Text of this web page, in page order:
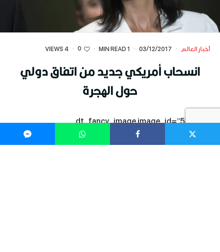
أخبار العالم ·
03/12/2017
·
1 MIN READ
·
0
·
4 VIEWS
انسحاب أمريكي جديد من اتفاق دولي
حول الهجرة
[dt_fancy_image image_id=”58435″
onclick=”lightbox” width=””]